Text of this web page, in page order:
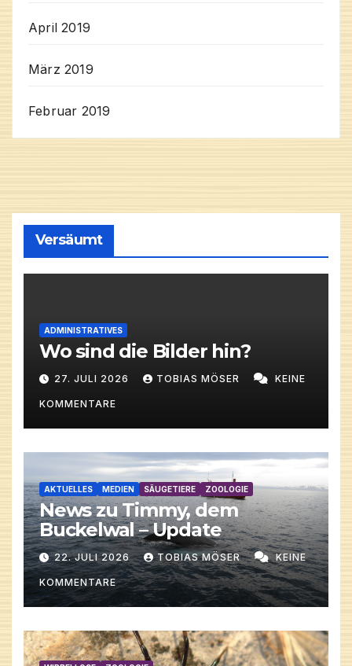
April 2019
März 2019
Februar 2019
Versäumt
ADMINISTRATIVES
Wo sind die Bilder hin?
27. JULI 2026 TOBIAS MÖSER KEINE
KOMMENTARE
AKTUELLES MEDIEN SÄUGETIERE ZOOLOGIE
News zu Timmy, dem
Buckelwal – Update
22. JULI 2026 TOBIAS MÖSER KEINE
KOMMENTARE